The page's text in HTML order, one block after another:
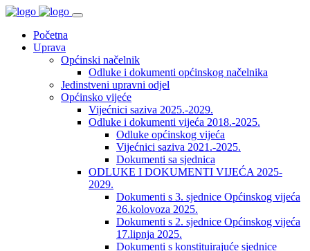
Početna
Uprava
Općinski načelnik
Odluke i dokumenti općinskog načelnika
Jedinstveni upravni odjel
Općinsko vijeće
Vijećnici saziva 2025.-2029.
Odluke i dokumenti vijeća 2018.-2025.
Odluke općinskog vijeća
Vijećnici saziva 2021.-2025.
Dokumenti sa sjednica
ODLUKE I DOKUMENTI VIJEĆA 2025-
2029.
Dokumenti s 3. sjednice Općinskog vijeća
26.kolovoza 2025.
Dokumenti s 2. sjednice Općinskog vijeća
17.lipnja 2025.
Dokumenti s konstituirajuće sjednice